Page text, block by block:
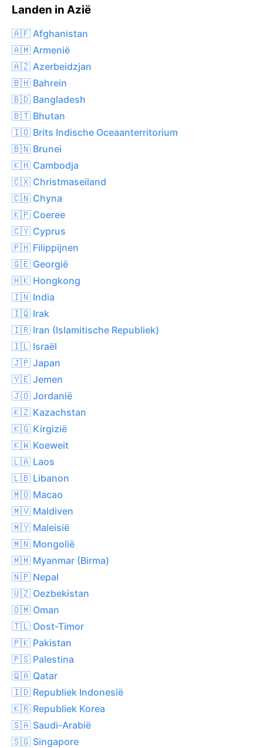
Landen in Azië
🇦🇫 Afghanistan
🇦🇲 Armenië
🇦🇿 Azerbeidzjan
🇧🇭 Bahrein
🇧🇩 Bangladesh
🇧🇹 Bhutan
🇮🇴 Brits Indische Oceaanterritorium
🇧🇳 Brunei
🇰🇭 Cambodja
🇨🇽 Christmaseiland
🇨🇳 Chyna
🇰🇵 Coeree
🇨🇾 Cyprus
🇵🇭 Filippijnen
🇬🇪 Georgië
🇭🇰 Hongkong
🇮🇳 India
🇮🇶 Irak
🇮🇷 Iran (Islamitische Republiek)
🇮🇱 Israël
🇯🇵 Japan
🇾🇪 Jemen
🇯🇴 Jordanië
🇰🇿 Kazachstan
🇰🇬 Kirgizië
🇰🇼 Koeweit
🇱🇦 Laos
🇱🇧 Libanon
🇲🇴 Macao
🇲🇻 Maldiven
🇲🇾 Maleisië
🇲🇳 Mongolië
🇲🇲 Myanmar (Birma)
🇳🇵 Nepal
🇺🇿 Oezbekistan
🇴🇲 Oman
🇹🇱 Oost-Timor
🇵🇰 Pakistan
🇵🇸 Palestina
🇶🇦 Qatar
🇮🇩 Republiek Indonesië
🇰🇷 Republiek Korea
🇸🇦 Saudi-Arabië
🇸🇬 Singapore